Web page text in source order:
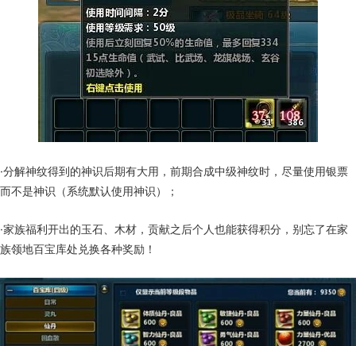
·分解神纹得到的神识后期有大用，前期合成中级神纹时，尽量使用银票
而不是神识（系统默认使用神识）；
·家族福利开出的玉石、木材，贡献之后个人也能获得积分，别忘了在家
族领地百宝库处兑换各种奖励！